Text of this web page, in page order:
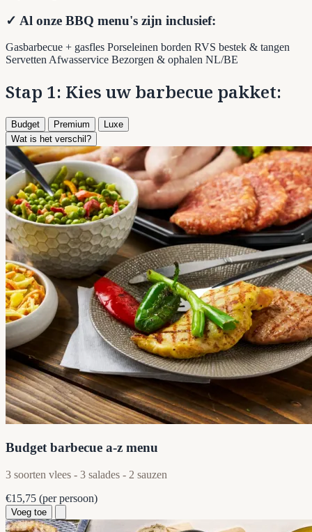
✓ Al onze BBQ menu's zijn inclusief:
Gasbarbecue + gasfles Porseleinen borden RVS bestek & tangen
ServettenAfwasservice Bezorgen & ophalen NL/BE
Stap 1: Kies uw barbecue pakket:
Budget Premium
Luxe
Wat is het verschil?
Budget barbecue a-z menu
3 soorten vlees - 3 salades - 2 sauzen
€15,75 (per persoon)
Voeg toe